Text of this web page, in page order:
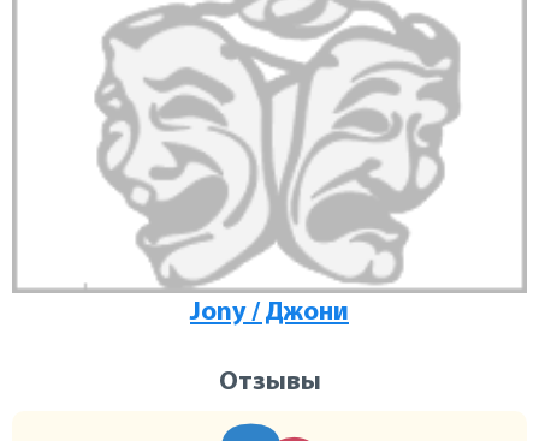
Jony / Джони
Отзывы